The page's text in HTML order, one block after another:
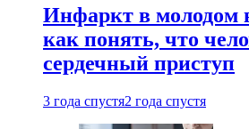
Инфаркт в молодом
как понять, что
сердечный приступ
3 года спустя2 года спустя